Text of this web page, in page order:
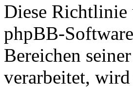
Diese Richtlinie
phpBB-
Bereichen
verarbeitet,